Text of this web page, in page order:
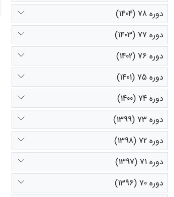
دوره 78 (1404)
دوره 77 (1403)
دوره 76 (1402)
دوره 75 (1401)
دوره 74 (1400)
دوره 73 (1399)
دوره 72 (1398)
دوره 71 (1397)
دوره 70 (1396)